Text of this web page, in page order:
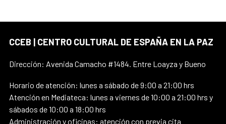
CCEB | CENTRO CULTURAL DE ESPAÑA EN LA PAZ
Dirección: Avenida Camacho #1484. Entre Loayza y Bueno
Horario de atención: lunes a sábado de 9:00 a 21:00 hrs
Atención en Mediateca: lunes a viernes de 10:00 a 21:00 hrs y
sábados de 10:00 a 18:00 hrs
Administración y oficinas: atención con previa cita